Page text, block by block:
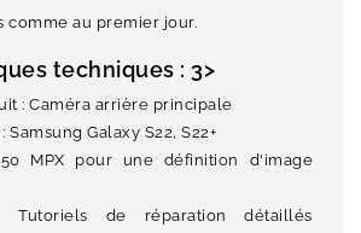
comme au premier jour.
techniques : 3>
: Caméra arrière principale
Galaxy S22, S22+
MPX pour une définition d'image
Tutoriels de réparation détaillés